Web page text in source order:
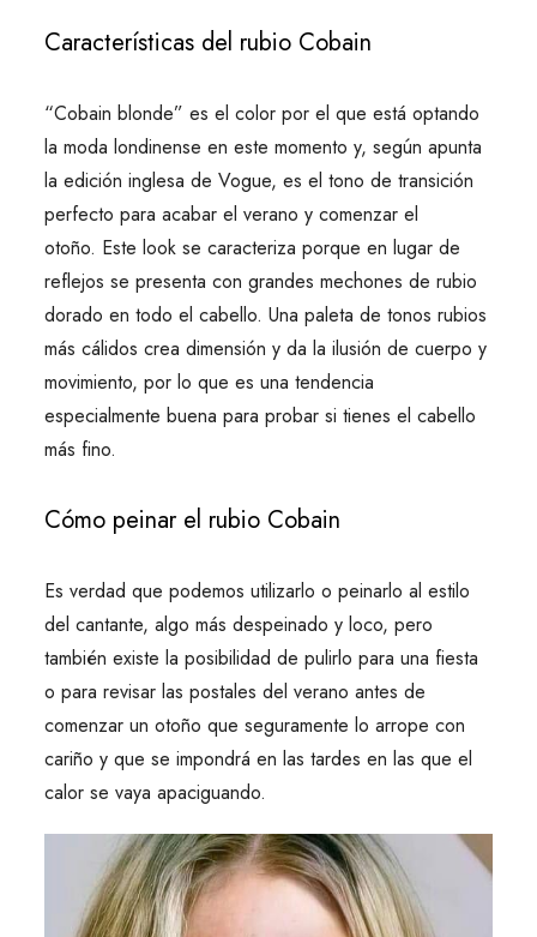
Características del rubio Cobain
“Cobain blonde” es el color por el que está optando
la moda londinense en este momento y, según apunta
la edición inglesa de Vogue, es el tono de transición
perfecto para acabar el verano y comenzar el
otoño. Este look se caracteriza porque en lugar de
reflejos se presenta con grandes mechones de rubio
dorado en todo el cabello. Una paleta de tonos rubios
más cálidos crea dimensión y da la ilusión de cuerpo y
movimiento, por lo que es una tendencia
especialmente buena para probar si tienes el cabello
más fino.
Cómo peinar el rubio Cobain
Es verdad que podemos utilizarlo o peinarlo al estilo
del cantante, algo más despeinado y loco, pero
también existe la posibilidad de pulirlo para una fiesta
o para revisar las postales del verano antes de
comenzar un otoño que seguramente lo arrope con
cariño y que se impondrá en las tardes en las que el
calor se vaya apaciguando.